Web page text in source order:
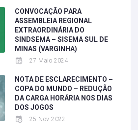
CONVOCAÇÃO PARA
ASSEMBLEIA REGIONAL
EXTRAORDINÁRIA DO
SINDSEMA – SISEMA SUL DE
MINAS (VARGINHA)
27 Maio 2024
NOTA DE ESCLARECIMENTO –
COPA DO MUNDO – REDUÇÃO
DA CARGA HORÁRIA NOS DIAS
DOS JOGOS
25 Nov 2022